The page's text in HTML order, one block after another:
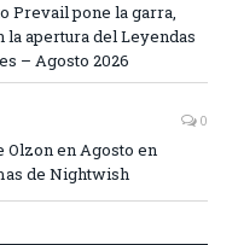
Prevail pone la garra,
la apertura del Leyendas
– Agosto 2026
0
Olzon en Agosto en
de Nightwish